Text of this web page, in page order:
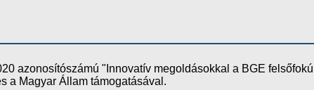
azonosítószámú "Innovatív megoldásokkal a BGE
a Magyar Állam támogatásával.